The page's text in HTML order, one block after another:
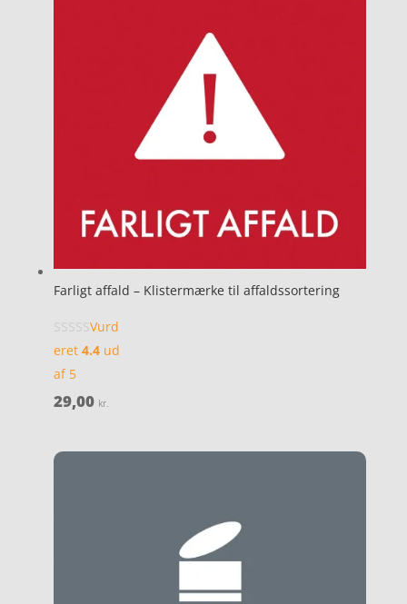
Farligt affald – Klistermærke til affaldssortering
Vurd
eret 4.4ud
af 5
29,00 kr.